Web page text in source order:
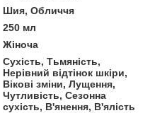
Шия, Обличчя
250 мл
Жіноча
Сухість, Тьмяність,
Нерівний відтінок шкіри,
Вікові зміни, Лущення,
Чутливість, Сезонна
сухість, В'янення, В'ялість